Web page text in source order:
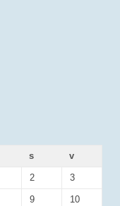
s v
2 3
9 10